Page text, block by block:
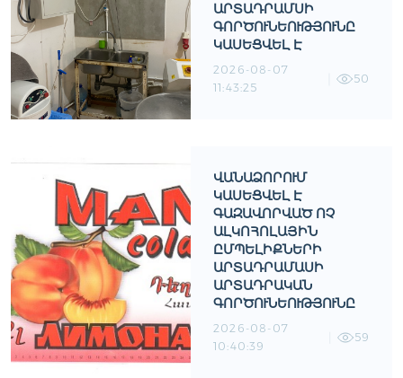
ԱՐՏԱԴՐԱՄՍԻ
ԳՈՐԾՈՒՆԵՈՒԹՅՈՒՆԸ
ԿԱՍԵՑՎԵԼ Է
2026-08-07
11:43:25
50
ՎԱՆԱՁՈՐՈՒՄ
ԿԱՍԵՑՎԵԼ Է
ԳԱԶԱՎՈՐՎԱԾ ՈՉ
ԱԼԿՈՀՈԼԱՅԻՆ
ԸՄՊԵԼԻՔՆԵՐԻ
ԱՐՏԱԴՐԱՄԱՍԻ
ԱՐՏԱԴՐԱԿԱՆ
ԳՈՐԾՈՒՆԵՈՒԹՅՈՒՆԸ
2026-08-07
10:40:39
59